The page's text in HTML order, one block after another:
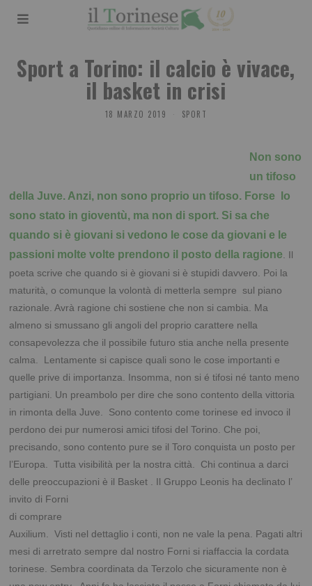
Sport a Torino: il calcio è vivace,
il basket in crisi
18 MARZO 2019 SPORT
Non sono
un tifoso
della Juve. Anzi, non sono proprio un tifoso. Forse lo
sono stato in gioventù, ma non di sport. Si sa che
quando si è giovani si vedono le cose da giovani e le
passioni molte volte prendono il posto della ragione. Il
poeta scrive che quando si è giovani si è stupidi davvero. Poi la
maturità, o comunque la volontà di metterla sempre sul piano
razionale. Avrà ragione chi sostiene che non si cambia. Ma
almeno si smussano gli angoli del proprio carattere nella
consapevolezza che il possibile futuro stia anche nella presente
calma. Lentamente si capisce quali sono le cose importanti e
quelle prive di importanza. Insomma, non si é tifosi né tanto meno
partigiani. Un preambolo per dire che sono contento della vittoria
in rimonta della Juve. Sono contento come torinese ed invoco il
perdono dei pur numerosi amici tifosi del Torino. Che poi,
precisando, sono contento pure se il Toro conquista un posto per
l’Europa. Tutta visibilità per la nostra città. Chi continua a darci
delle preoccupazioni è il Basket . Il Gruppo Leonis ha declinato l’
invito di Forni
di comprare
Auxilium. Visti nel dettaglio i conti, non ne vale la pena. Pagati altri
mesi di arretrato sempre dal nostro Forni si riaffaccia la cordata
torinese. Sembra coordinata da Terzolo che sicuramente non è